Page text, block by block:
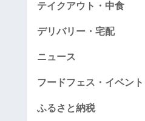
テイクアウト・中食
デリバリー・宅配
ニュース
フードフェス・イベント
ふるさと納税